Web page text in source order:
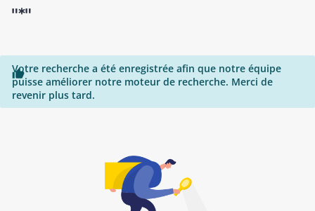
"*"

Votre recherche a été enregistrée afin que notre équipe
puisse améliorer notre moteur de recherche. Merci de
revenir plus tard.